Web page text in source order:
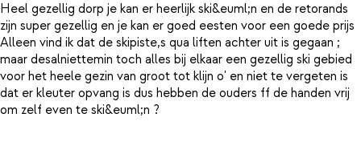
Heel gezellig dorp je kan er heerlijk ski&euml;n en de retorands
zijn super gezellig en je kan er goed eesten voor een goede prijs
Alleen vind ik dat de skipiste,s qua liften achter uit is gegaan ;
maar desalniettemin toch alles bij elkaar een gezellig ski gebied
voor het heele gezin van groot tot klijn o' en niet te vergeten is
dat er kleuter opvang is dus hebben de ouders ff de handen vrij